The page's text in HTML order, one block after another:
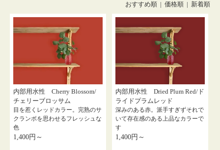
おすすめ順 | 価格順 | 新着順
内部用水性 Cherry Blossom/
チェリーブロッサム
目を惹くレッドカラー。完熟のサ
クランボを思わせるフレッシュな
色
1,400円～
内部用水性 Dried Plum Red/ド
ライドプラムレッド
深みのある赤。派手すぎずそれで
いて存在感のある上品なカラーで
す
1,400円～